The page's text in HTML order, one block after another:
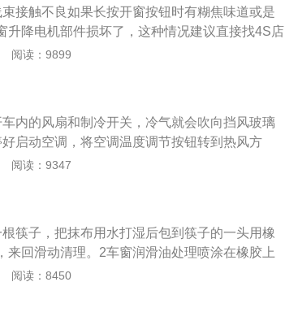
行定期的清理工作，将内部的杂质和灰尘全面
缓解这个问题。3、因为内部系统出现了故障，
启动来尝试解决。只需要重新进行开火，然后
功能的恢复。如果重新启动无法使其正常工
测修理了。4、也有可能是升降器的螺丝松了，
。去维修店固定螺丝即可。
接触不良如果长按开窗按钮时有糊焦味道或是
升降电机部件损坏了，这种情况建议直接找4S店
、电机过热保护为了保护供电电路，一般车窗
降失灵。3、玻璃导槽阻力过大车门玻璃导槽
过程中，灰尘会积攒在玻璃导槽中，使得阻力变
费劲。
阅读：9899
内的风扇和制冷开关，冷气就会吹向挡风玻璃
启动空调，将空调温度调节按钮转到热风方
气烘干。除雾时可将空调转换为外循环，让外
调风吹到玻璃的地方，在车外的玻璃表面会形
遇到冷时凝结出的水珠，与空调水的形成是一个
阅读：9347
筷子，把抹布用水打湿后包到筷子的一头用橡
来回滑动清理。2车窗润滑油处理喷涂在橡胶上
可以保持橡胶的韧性，减少干裂的情况发生。
阅读：8450